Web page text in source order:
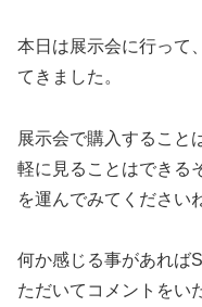
本日は展示会に行って
てきました。
展示会で購入すること
軽に見ることはできる
を運んでみてください
何か感じる事があれば
ただいてコメントをい